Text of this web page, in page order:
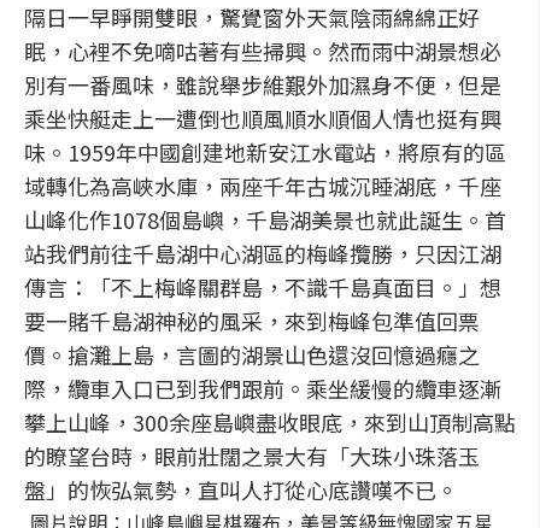
隔日一早睜開雙眼，驚覺窗外天氣陰雨綿綿正好
眠，心裡不免嘀咕著有些掃興。然而雨中湖景想必
別有一番風味，雖說舉步維艱外加濕身不便，但是
乘坐快艇走上一遭倒也順風順水順個人情也挺有興
味。1959年中國創建地新安江水電站，將原有的區
域轉化為高峽水庫，兩座千年古城沉睡湖底，千座
山峰化作1078個島嶼，千島湖美景也就此誕生。首
站我們前往千島湖中心湖區的梅峰攬勝，只因江湖
傳言：「不上梅峰關群島，不識千島真面目。」想
要一賭千島湖神秘的風采，來到梅峰包準值回票
價。搶灘上島，言圖的湖景山色還沒回憶過癮之
際，纜車入口已到我們跟前。乘坐緩慢的纜車逐漸
攀上山峰，300余座島嶼盡收眼底，來到山頂制高點
的瞭望台時，眼前壯闊之景大有「大珠小珠落玉
盤」的恢弘氣勢，直叫人打從心底讚嘆不已。
圖片說明：山峰島嶼星棋羅布，美景等級無愧國家五星